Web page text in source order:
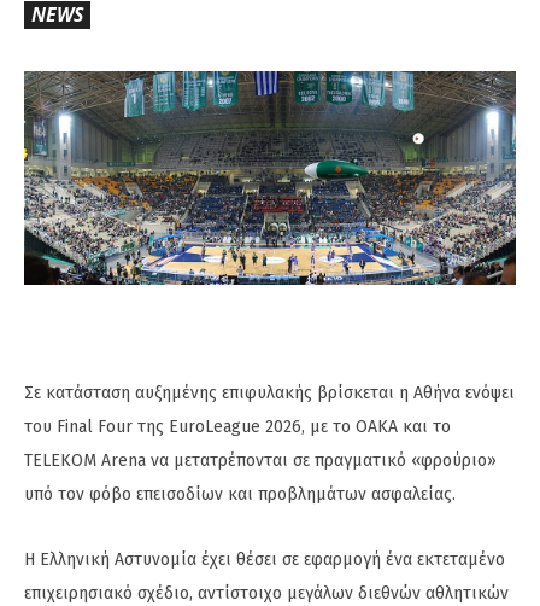
NEWS
Σε κατάσταση αυξημένης επιφυλακής βρίσκεται η Αθήνα ενόψει
του Final Four της EuroLeague 2026, με το ΟΑΚΑ και το
TELEKOM Arena να μετατρέπονται σε πραγματικό «φρούριο»
υπό τον φόβο επεισοδίων και προβλημάτων ασφαλείας.
Η Ελληνική Αστυνομία έχει θέσει σε εφαρμογή ένα εκτεταμένο
επιχειρησιακό σχέδιο, αντίστοιχο μεγάλων διεθνών αθλητικών